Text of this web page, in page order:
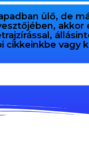
ülő, de
akkor
cikkeinkbe vagy